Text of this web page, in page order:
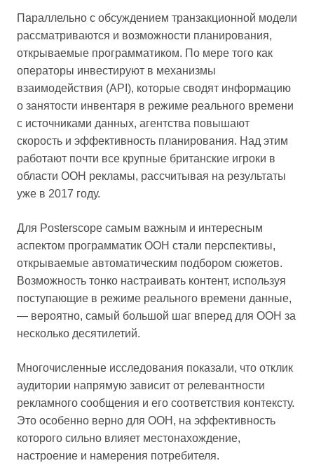
Параллельно с обсуждением транзакционной модели
рассматриваются и возможности планирования,
открываемые программатиком. По мере того как
операторы инвестируют в механизмы
взаимодействия (API), которые сводят информацию
о занятости инвентаря в режиме реального времени
с источниками данных, агентства повышают
скорость и эффективность планирования. Над этим
работают почти все крупные британские игроки в
области OOH рекламы, рассчитывая на результаты
уже в 2017 году.
Для Posterscope самым важным и интересным
аспектом программатик OOH стали перспективы,
открываемые автоматическим подбором сюжетов.
Возможность тонко настраивать контент, используя
поступающие в режиме реального времени данные,
— вероятно, самый большой шаг вперед для OOH за
несколько десятилетий.
Многочисленные исследования показали, что отклик
аудитории напрямую зависит от релевантности
рекламного сообщения и его соответствия контексту.
Это особенно верно для OOH, на эффективность
которого сильно влияет местонахождение,
настроение и намерения потребителя.